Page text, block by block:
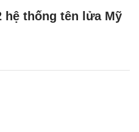
hệ thống tên lửa Mỹ